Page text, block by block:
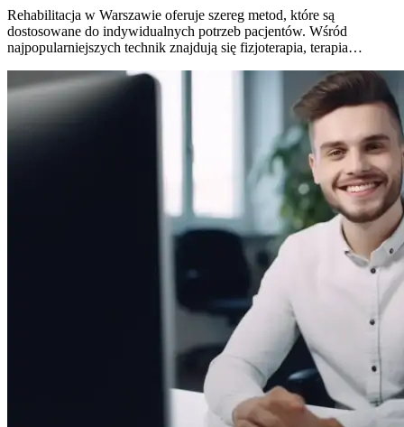
Rehabilitacja w Warszawie oferuje szereg metod, które są
dostosowane do indywidualnych potrzeb pacjentów. Wśród
najpopularniejszych technik znajdują się fizjoterapia, terapia…